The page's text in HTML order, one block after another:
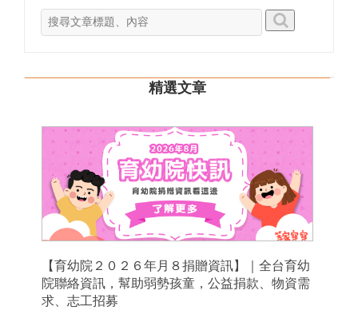
精選文章
【育幼院２０２６年月８捐贈資訊】｜全台育幼
院聯絡資訊，幫助弱勢孩童，公益捐款、物資需
求、志工招募